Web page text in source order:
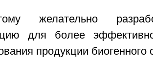
желательно
для более
продукции биогенного